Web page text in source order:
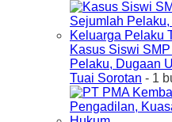
Kasus Siswi
Pelaku, Dugaan
Tuai Sorotan - 1